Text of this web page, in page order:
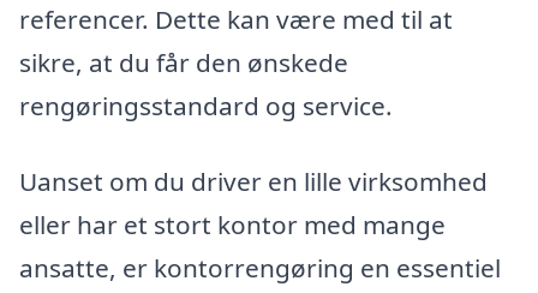
referencer. Dette kan være med til at
sikre, at du får den ønskede
rengøringsstandard og service.
Uanset om du driver en lille virksomhed
eller har et stort kontor med mange
ansatte, er kontorrengøring en essentiel